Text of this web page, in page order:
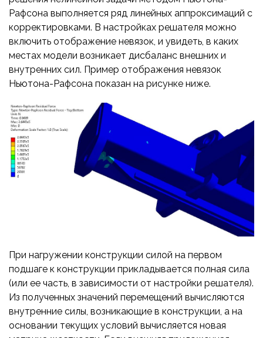
Рафсона выполняется ряд линейных аппроксимаций с
корректировками. В настройках решателя можно
включить отображение невязок, и увидеть, в каких
местах модели возникает дисбаланс внешних и
внутренних сил. Пример отображения невязок
Ньютона-Рафсона показан на рисунке ниже.
При нагружении конструкции силой на первом
подшаге к конструкции прикладывается полная сила
(или ее часть, в зависимости от настройки решателя).
Из полученных значений перемещений вычисляются
внутренние силы, возникающие в конструкции, а на
основании текущих условий вычисляется новая